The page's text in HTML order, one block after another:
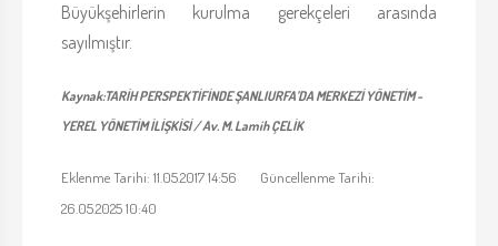
Büyükşehirlerin kurulma gerekçeleri arasında
sayılmıştır.
Kaynak:TARİH PERSPEKTİFİNDE ŞANLIURFA’DA MERKEZİ YÖNETİM -
YEREL YÖNETİM İLİŞKİSİ / Av. M. Lamih ÇELİK
Eklenme Tarihi: 11.05.2017 14:56 Güncellenme Tarihi:
26.05.2025 10:40